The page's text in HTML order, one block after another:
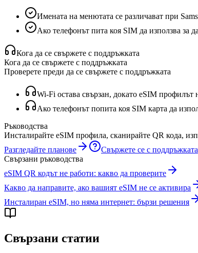
Имената на менютата се различават при
Ако телефонът пита коя SIM да използва за
Кога да се свържете с поддръжката
Кога да се свържете с поддръжката
Проверете преди да се свържете с поддръжката
Wi‑Fi остава свързан, докато eSIM профилът
Ако телефонът попита коя SIM карта да
Ръководства
Инсталирайте eSIM профила, сканирайте QR кода,
Разгледайте планове
Свържете се с поддръжката
Свързани ръководства
eSIM QR кодът не работи: какво да проверите
Какво да направите, ако вашият eSIM не се активира
Инсталиран eSIM, но няма интернет: бързи решения
Свързани статии